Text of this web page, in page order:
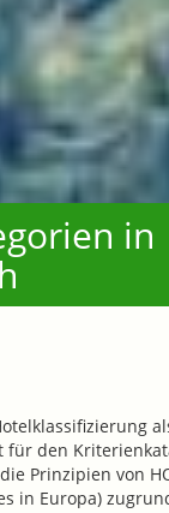
in
für den
Prinzipien von
in Europa)